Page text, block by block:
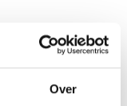
Over